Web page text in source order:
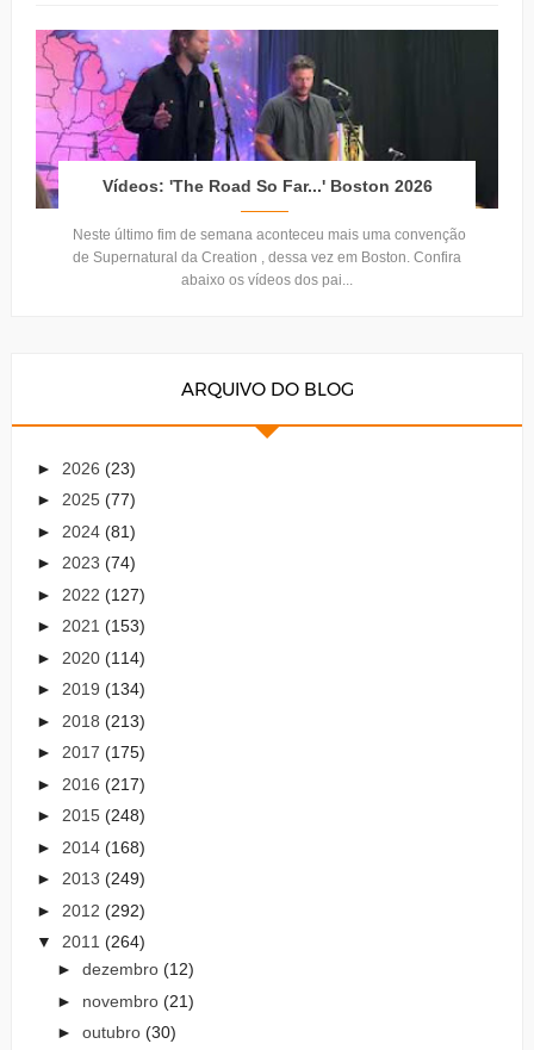
Vídeos: 'The Road So Far...' Boston 2026
Neste último fim de semana aconteceu mais uma convenção
de Supernatural da Creation , dessa vez em Boston. Confira
abaixo os vídeos dos pai...
ARQUIVO DO BLOG
► 2026 (23)
► 2025 (77)
► 2024 (81)
► 2023 (74)
► 2022 (127)
► 2021 (153)
► 2020 (114)
► 2019 (134)
► 2018 (213)
► 2017 (175)
► 2016 (217)
► 2015 (248)
► 2014 (168)
► 2013 (249)
► 2012 (292)
▼ 2011 (264)
► dezembro (12)
► novembro (21)
► outubro (30)